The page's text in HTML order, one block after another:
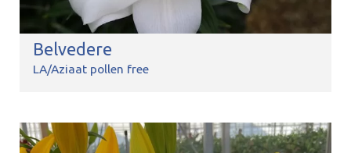
Belvedere
LA/Aziaat pollen free